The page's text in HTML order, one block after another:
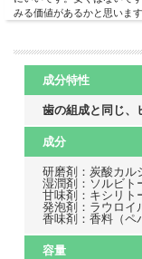
みる価値があるかと思います
成分特性
歯の組成と同じ、
成分
研磨剤：炭酸カル
湿潤剤：ソルビト
甘味剤：キシリト
発泡剤：ラウロイ
香味剤：香料（ペ
容量